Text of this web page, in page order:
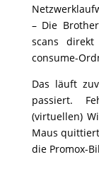
– Die
scans
consume-
Das läuft
passiert.
(virtuellen)
Maus
die Promox-